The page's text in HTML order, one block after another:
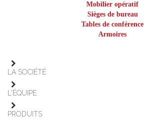
Mobilier opératif
Sièges de bureau
Tables de conférence
Armoires
LA SOCIÉTÉ
L'ÉQUIPE
PRODUITS